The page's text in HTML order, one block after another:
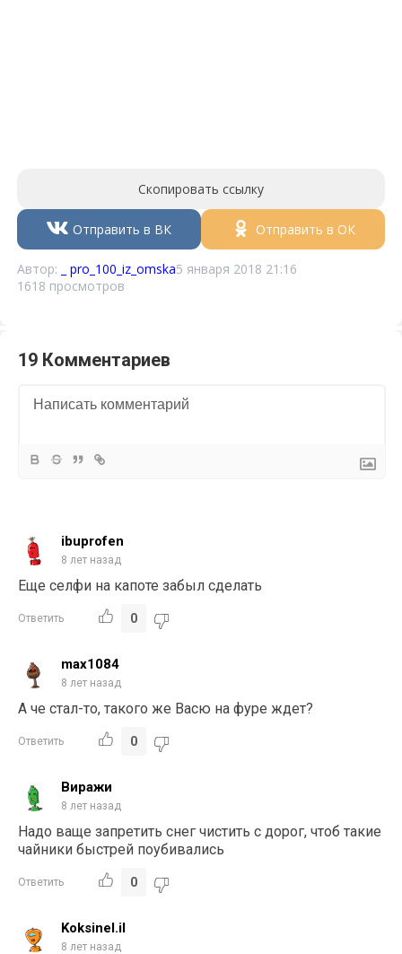
Скопировать ссылку
Отправить в ВК Отправить в ОК
Автор: _ pro_100_iz_omska5 января 2018 21:16
1618 просмотров
19 Комментариев
ibuprofen
8 лет назад
Еще селфи на капоте забыл сделать
Ответить 0
max1084
8 лет назад
А че стал-то, такого же Васю на фуре ждет?
Ответить 0
Виражи
8 лет назад
Надо ваще запретить снег чистить с дорог, чтоб такие
чайники быстрей поубивались
Ответить 0
Koksinel.il
8 лет назад